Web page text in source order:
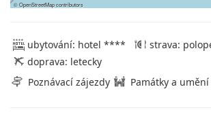
©OpenStreetMapcontributors
ubytování: hotel ****
strava:
doprava: letecky
Poznávací zájezdy
Památky a umění